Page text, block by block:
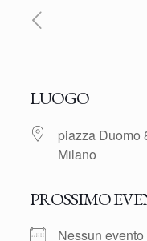
LUOGO
piazza Duomo
Milano
PROSSIMO
Nessun